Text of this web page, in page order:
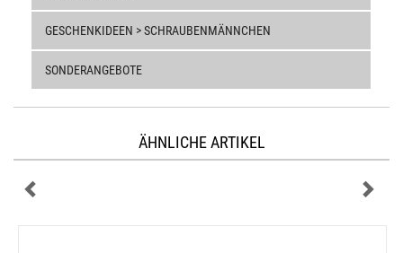
GESCHENKIDEEN > SCHRAUBENMÄNNCHEN
SONDERANGEBOTE
ÄHNLICHE ARTIKEL